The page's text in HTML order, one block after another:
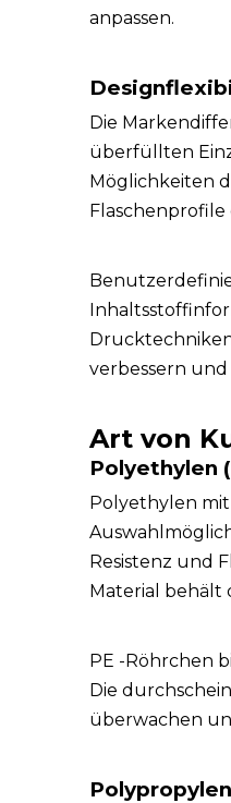
anpassen.
Die
überfüllten
Möglichkeiten
verbessern
Art von
Polyethylen
Polyethylen
Resistenz und
Material behält
PE -Röhrchen
Die
überwachen